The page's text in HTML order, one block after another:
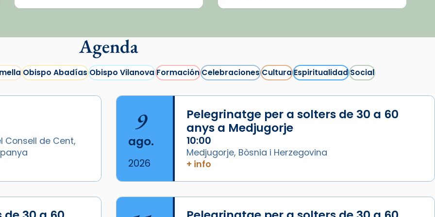
Cargar más...
Agenda
Obispo AbadíasObispo VilanovaFormaciónCelebracionesCulturaEspiritualidadSocial
Consell de Cent,
9
ago.
2026
Pelegrinatge per a solters de 30 a 60
anys a Medjugorje
10:00
Medjugorje, Bòsnia i Herzegovina
+ info